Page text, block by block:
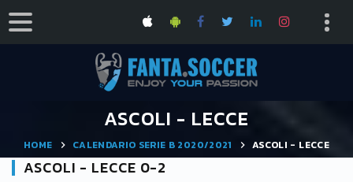
ASCOLI - LECCE
HOME CALENDARIO SERIE B 2020/2021 ASCOLI - LECCE
ASCOLI - LECCE 0-2